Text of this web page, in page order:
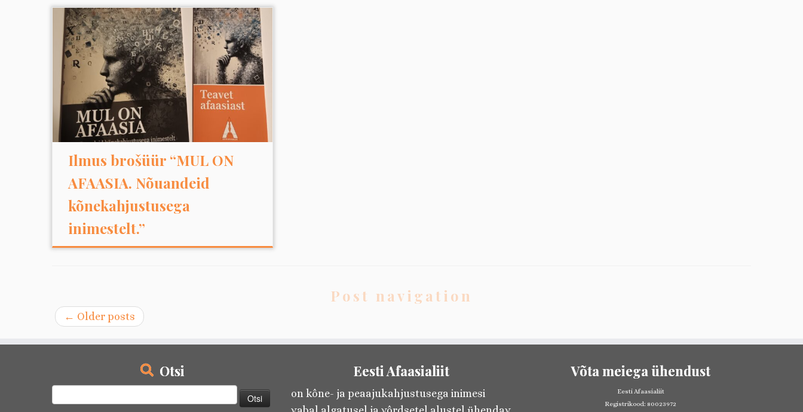
Ilmus brošüür “MUL ON
AFAASIA. Nõuandeid
kõnekahjustusega
inimestelt.”
Post navigation
← Older posts
Otsi Eesti Afaasialiit
on kône- ja peaajukahjustusega inimesi
Võta meiega ühendust
Eesti Afaasialiit
Registrikood: 80023972